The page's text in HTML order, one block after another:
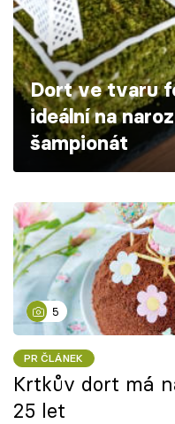
Škola vaření
Recepty z TV
Speciál: Cuketa
Těhotnej kuchař
Přihlášení
Sledujte nás
Dort ve tvaru
ideální na
šampionát
5
PR ČLÁNEK
Krtkův dort má
25 let